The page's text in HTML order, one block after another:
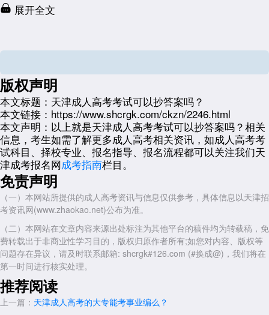
展开全文
版权声明
本文标题： 天津成人高考考试可以抄答案吗？
本文链接： https://www.shcrgk.com/ckzn/2246.html
本文声明： 以上就是天津成人高考考试可以抄答案吗？相关
信息，考生如需了解更多成人高考相关资讯，如成人高考考
试科目、择校专业、报名指导、报名流程都可以关注我们天
津成考报名网成考指南栏目。
免责声明
（一）本网站所提供的成人高考资讯与信息仅供参考，具体信息以天津招
考资讯网(www.zhaokao.net)公布为准。
（二）本网站在文章内容来源出处标注为其他平台的稿件均为转载稿，免
费转载出于非商业性学习目的，版权归原作者所有;如您对内容、版权等
问题存在异议，请及时联系邮箱: shcrgk#126.com (#换成@)，我们将在
第一时间进行核实处理。
推荐阅读
上一篇： 天津成人高考的大专能考事业编么？